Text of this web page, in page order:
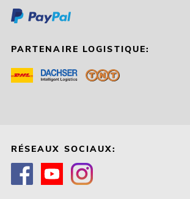
PARTENAIRE LOGISTIQUE:
RÉSEAUX SOCIAUX: